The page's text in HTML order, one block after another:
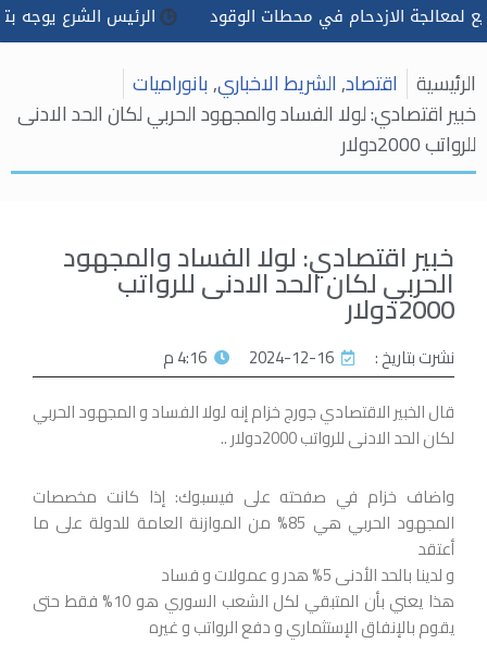
الازدحام في محطات الوقود الرئيس الشرع يوجه
الرئيسية اقتصاد,الشريط الاخباري,بانوراميات
خبير اقتصادي: لولا الفساد والمجهود الحربي لكان الحد الادنى
للرواتب 2000دولار
خبير اقتصادي: لولا الفساد والمجهود
الحربي لكان الحد الادنى للرواتب
2000دولار
نشرت بتاريخ : 2024-12-16
4:16 م
قال الخبير الاقتصادي جورج خزام إنه لولا الفساد و المجهود الحربي
لكان الحد الادنى للرواتب 2000دولار ..
واضاف خزام في صفحته على فيسبوك: إذا كانت مخصصات
المجهود الحربي هي 85% من الموازنة العامة للدولة على ما
أعتقد
و لدينا بالحد الأدنى 5% هدر و عمولات و فساد
هذا يعني بأن المتبقي لكل الشعب السوري هو 10% فقط حتى
يقوم بالإنفاق الإستثماري و دفع الرواتب و غيره